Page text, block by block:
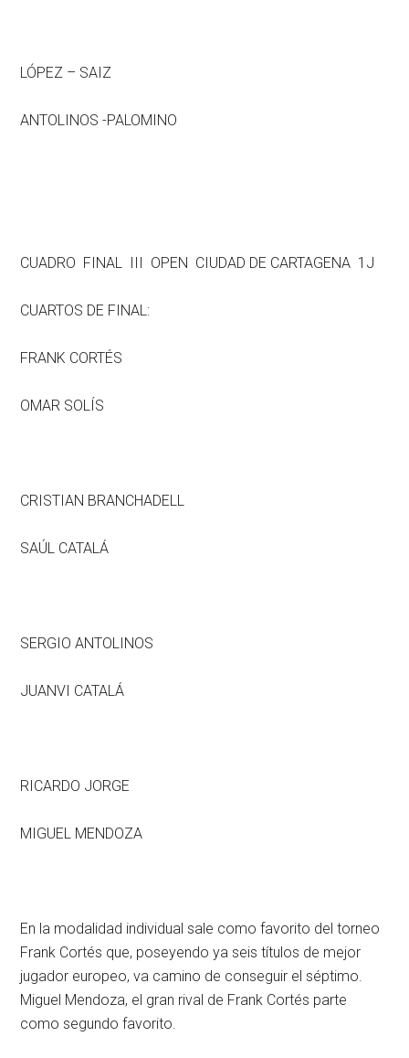
LÓPEZ – SAIZ
ANTOLINOS -PALOMINO
CUADRO FINAL III OPEN CIUDAD DE CARTAGENA 1J
CUARTOS DE FINAL:
FRANK CORTÉS
OMAR SOLÍS
CRISTIAN BRANCHADELL
SAÚL CATALÁ
SERGIO ANTOLINOS
JUANVI CATALÁ
RICARDO JORGE
MIGUEL MENDOZA
En la modalidad individual sale como favorito del torneo
Frank Cortés que, poseyendo ya seis títulos de mejor
jugador europeo, va camino de conseguir el séptimo.
Miguel Mendoza, el gran rival de Frank Cortés parte
como segundo favorito.